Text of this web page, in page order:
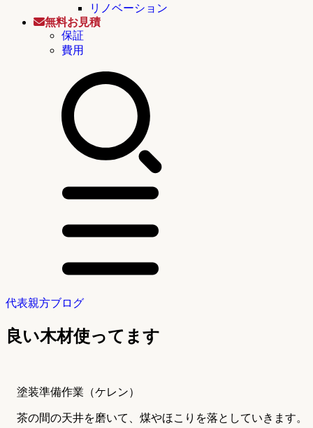
リノベーション
無料お見積
保証
費用
代表親方ブログ
良い木材使ってます
塗装準備作業（ケレン）
茶の間の天井を磨いて、煤やほこりを落としていきます。